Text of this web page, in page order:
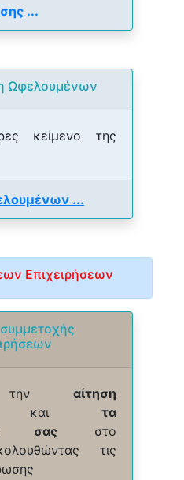
...
Ωφελουμένων
κείμενο της
...
Επιχειρήσεων
την αίτηση
τα
σας στο
τις